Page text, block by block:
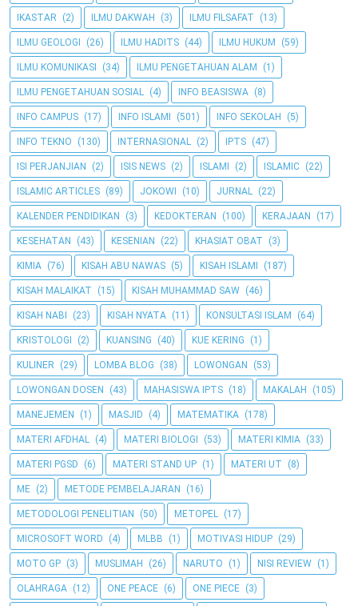
IKASTAR (2) ILMU DAKWAH (3) ILMU FILSAFAT (13)
ILMU GEOLOGI (26) ILMU HADITS (44) ILMU HUKUM (59)
ILMU KOMUNIKASI (34) ILMU PENGETAHUAN ALAM (1)
ILMU PENGETAHUAN SOSIAL (4) INFO BEASISWA (8)
INFO CAMPUS (17) INFO ISLAMI (501) INFO SEKOLAH (5)
INFO TEKNO (130) INTERNASIONAL (2) IPTS (47)
ISI PERJANJIAN (2) ISIS NEWS (2) ISLAMI (2) ISLAMIC (22)
ISLAMIC ARTICLES (89) JOKOWI (10) JURNAL (22)
KALENDER PENDIDIKAN (3) KEDOKTERAN (100) KERAJAAN (17)
KESEHATAN (43) KESENIAN (22) KHASIAT OBAT (3)
KIMIA (76) KISAH ABU NAWAS (5) KISAH ISLAMI (187)
KISAH MALAIKAT (15) KISAH MUHAMMAD SAW (46)
KISAH NABI (23) KISAH NYATA (11) KONSULTASI ISLAM (64)
KRISTOLOGI (2) KUANSING (40) KUE KERING (1)
KULINER (29) LOMBA BLOG (38) LOWONGAN (53)
LOWONGAN DOSEN (43) MAHASISWA IPTS (18) MAKALAH (105)
MANEJEMEN (1) MASJID (4) MATEMATIKA (178)
MATERI AFDHAL (4) MATERI BIOLOGI (53) MATERI KIMIA (33)
MATERI PGSD (6) MATERI STAND UP (1) MATERI UT (8)
ME (2) METODE PEMBELAJARAN (16)
METODOLOGI PENELITIAN (50) METOPEL (17)
MICROSOFT WORD (4) MLBB (1) MOTIVASI HIDUP (29)
MOTO GP (3) MUSLIMAH (26) NARUTO (1) NISI REVIEW (1)
OLAHRAGA (12) ONE PEACE (6) ONE PIECE (3)